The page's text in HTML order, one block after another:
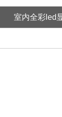
室内全彩led